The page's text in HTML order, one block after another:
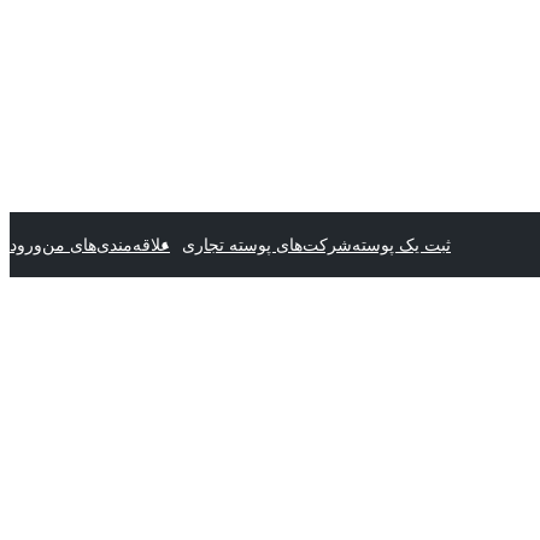
ثبت یک پوستهشرکت‌های پوسته تجاری علاقه‌مندی‌های منورود